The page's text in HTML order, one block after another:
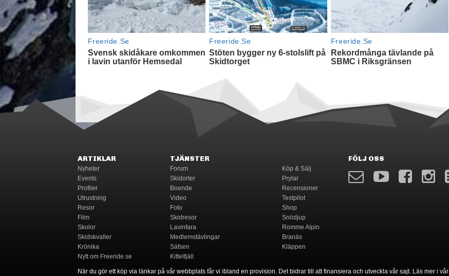
ARTIKLAR
Nyheter
Events
Profiler
Utrustning
Resor
Film
Skolor
Skidskvaller
Krönika
Nytt om Freeride.se
TJÄNSTER
Forum
Skidorter
Boende
Video
Foto
Skidresor
Lavinfara
Medlemstävlingar
Säfsen
Kittelfjäll
Köp & Sälj
Prylar
Recensioner
Testpilot
Shop
Snödjup
Romme Alpin
Branäs
Kläppen
FÖLJ OSS
När du gör ett köp via länkar på vår webbplats får vi ibland en provision. Det bidrar till att finansiera och utveckla vår sajt. Läs mer i vår